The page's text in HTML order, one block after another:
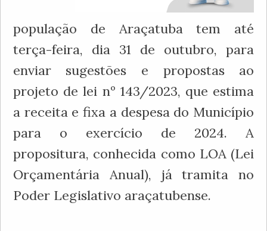
população de Araçatuba tem até
terça-feira, dia 31 de outubro, para
enviar sugestões e propostas ao
projeto de lei nº 143/2023, que estima
a receita e fixa a despesa do Município
para o exercício de 2024. A
propositura, conhecida como LOA (Lei
Orçamentária Anual), já tramita no
Poder Legislativo araçatubense.